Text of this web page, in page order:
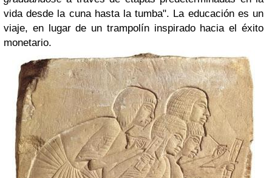
vida desde la cuna hasta la tumba". La educación es un
viaje, en lugar de un trampolín inspirado hacia el éxito
monetario.